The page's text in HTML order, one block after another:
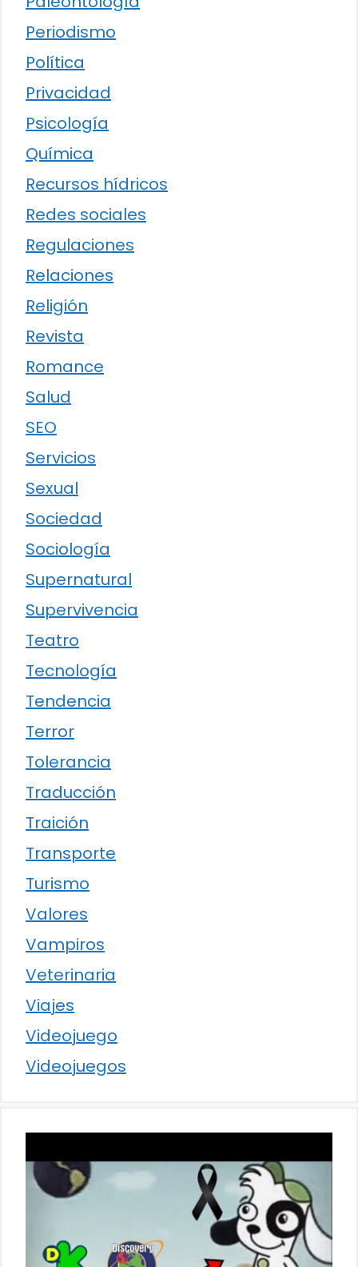
Periodismo
Política
Privacidad
Psicología
Química
Recursos hídricos
Redes sociales
Regulaciones
Relaciones
Religión
Revista
Romance
Salud
SEO
Servicios
Sexual
Sociedad
Sociología
Supernatural
Supervivencia
Teatro
Tecnología
Tendencia
Terror
Tolerancia
Traducción
Traición
Transporte
Turismo
Valores
Vampiros
Veterinaria
Viajes
Videojuego
Videojuegos